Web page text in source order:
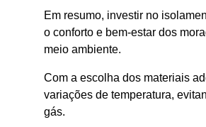
Em resumo, investir no
o conforto e bem-estar dos
meio ambiente.
Com a escolha dos materiais
variações de temperatura,
gás.